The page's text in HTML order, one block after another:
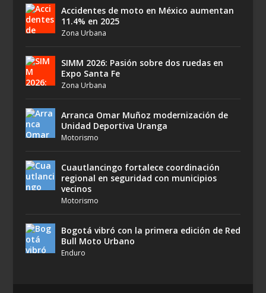
Accidentes de moto en México aumentan
11.4% en 2025
Zona Urbana
SIMM 2026: Pasión sobre dos ruedas en
Expo Santa Fe
Zona Urbana
Arranca Omar Muñoz modernización de
Unidad Deportiva Uranga
Motorismo
Cuautlancingo fortalece coordinación
regional en seguridad con municipios
vecinos
Motorismo
Bogotá vibró con la primera edición de Red
Bull Moto Urbano
Enduro